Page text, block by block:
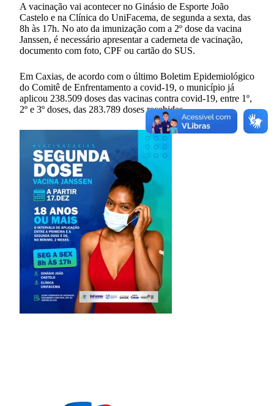
A vacinação vai acontecer no Ginásio de Esporte João
Castelo e na Clínica do UniFacema, de segunda a sexta, das
8h às 17h. No ato da imunização com a 2º dose da vacina
Janssen, é necessário apresentar a caderneta de vacinação,
documento com foto, CPF ou cartão do SUS.
Em Caxias, de acordo com o último Boletim Epidemiológico
do Comitê de Enfrentamento a covid-19, o município já
aplicou 238.509 doses das vacinas contra covid-19, entre 1º,
2º e 3º doses, das 283.789 doses recebidas.